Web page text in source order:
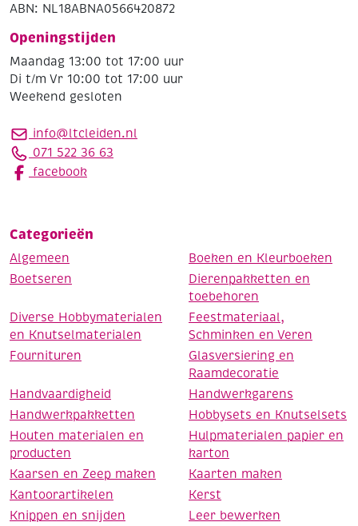
ABN: NL18ABNA0566420872
Openingstijden
Maandag 13:00 tot 17:00 uur
Di t/m Vr 10:00 tot 17:00 uur
Weekend gesloten
info@ltcleiden.nl
071 522 36 63
facebook
Categorieën
Algemeen
Boeken en Kleurboeken
Boetseren
Dierenpakketten en
toebehoren
Diverse Hobbymaterialen
en Knutselmaterialen
Feestmateriaal,
Schminken en Veren
Fournituren
Glasversiering en
Raamdecoratie
Handvaardigheid
Handwerkgarens
Handwerkpakketten
Hobbysets en Knutselsets
Houten materialen en
producten
Hulpmaterialen papier en
karton
Kaarsen en Zeep maken
Kaarten maken
Kantoorartikelen
Kerst
Knippen en snijden
Leer bewerken